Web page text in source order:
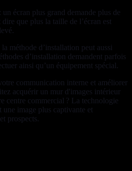
écran plus grand demande plus de
que plus la taille de l’écran est
méthode d’installation peut aussi
d’installation demandent parfois
ainsi qu’un équipement spécial.
communication interne et améliorer
acquérir un mur d'images intérieur
centre commercial ? La technologie
image plus captivante et
prospects.